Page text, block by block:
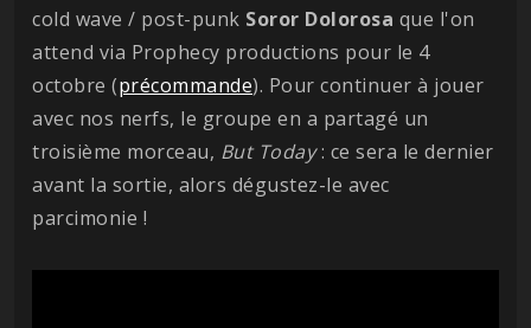
cold wave / post-punk Soror Dolorosa que l'on
attend via Prophecy productions pour le 4
octobre (précommande). Pour continuer à jouer
avec nos nerfs, le groupe en a partagé un
troisième morceau, But Today: ce sera le dernier
avant la sortie, alors dégustez-le avec
parcimonie !